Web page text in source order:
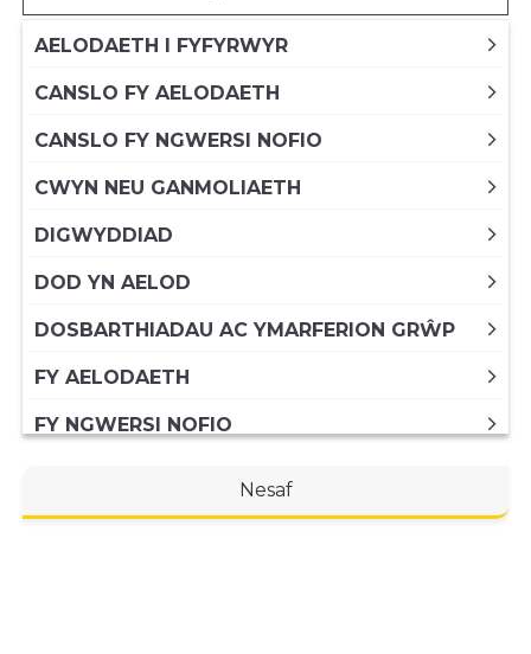
AELODAETH I FYFYRWYR
CANSLO FY AELODAETH
CANSLO FY NGWERSI NOFIO
CWYN NEU GANMOLIAETH
DIGWYDDIAD
DOD YN AELOD
DOSBARTHIADAU AC YMARFERION GRŴP
FY AELODAETH
FY NGWERSI NOFIO
LLOGI CYFLEUSTERAU CHWARAEON A
Nesaf